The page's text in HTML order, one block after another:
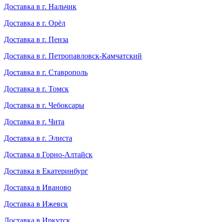
Доставка в г. Нальчик
Доставка в г. Орёл
Доставка в г. Пенза
Доставка в г. Петропавловск-Камчатский
Доставка в г. Ставрополь
Доставка в г. Томск
Доставка в г. Чебоксары
Доставка в г. Чита
Доставка в г. Элиста
Доставка в Горно-Алтайск
Доставка в Екатеринбург
Доставка в Иваново
Доставка в Ижевск
Доставка в Иркутск